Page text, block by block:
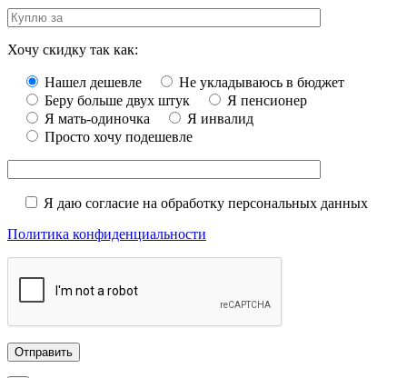
Хочу скидку так как:
Нашел дешевле
Не укладываюсь в бюджет
Беру больше двух штук
Я пенсионер
Я мать-одиночка
Я инвалид
Просто хочу подешевле
Я даю согласие на обработку персональных данных
Политика конфиденциальности